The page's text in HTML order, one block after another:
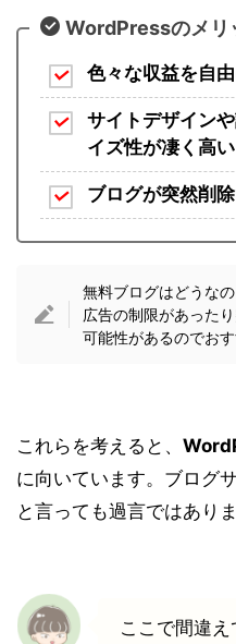
WordPressのメリ
色々な収益を自
サイトデザイン
イズ性が凄く高い
ブログが突然削
無料ブログはどうな
広告の制限があった
可能性があるのでお
これらを考えると、
に向いています。ブログ
と言っても過言ではありま
ここで間違